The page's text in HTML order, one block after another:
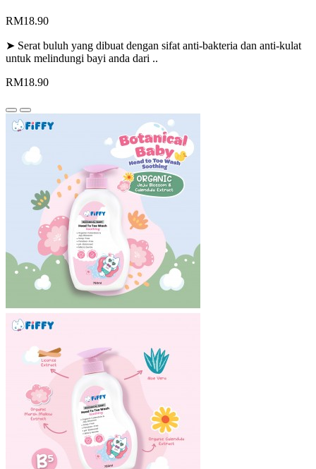
RM18.90
➤ Serat buluh yang dibuat dengan sifat anti-bakteria dan anti-kulat
untuk melindungi bayi anda dari ..
RM18.90